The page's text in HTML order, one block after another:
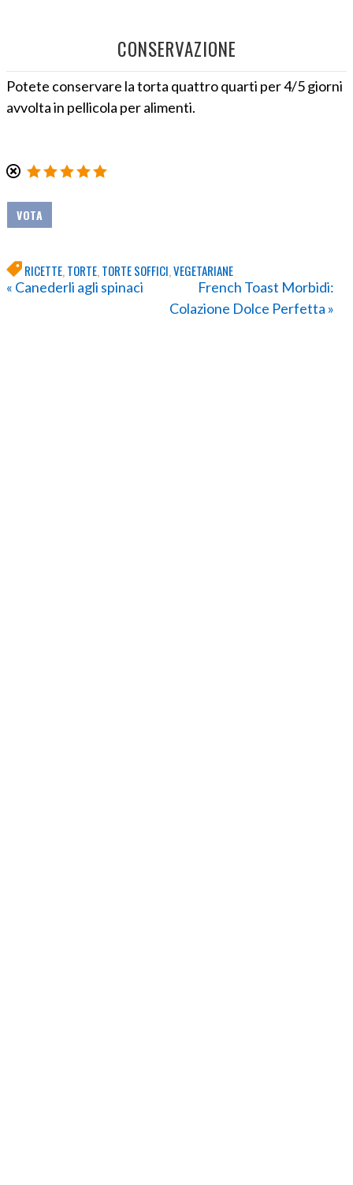
CONSERVAZIONE
Potete conservare la torta quattro quarti per 4/5 giorni
avvolta in pellicola per alimenti.
RICETTE TORTE TORTE SOFFICI ,VEGETARIANE
« Canederli agli spinaci
French Toast Morbidi:
Colazione Dolce Perfetta »